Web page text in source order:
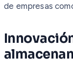
de empresas